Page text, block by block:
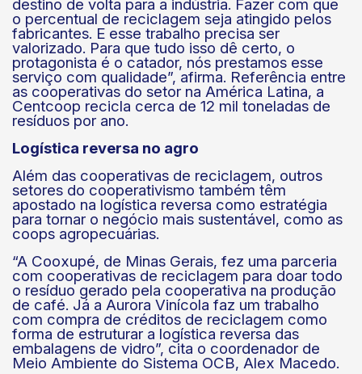
destino de volta para a indústria. Fazer com que
o percentual de reciclagem seja atingido pelos
fabricantes. E esse trabalho precisa ser
valorizado. Para que tudo isso dê certo, o
protagonista é o catador, nós prestamos esse
serviço com qualidade”, afirma. Referência entre
as cooperativas do setor na América Latina, a
Centcoop recicla cerca de 12 mil toneladas de
resíduos por ano.
Logística reversa no agro
Além das cooperativas de reciclagem, outros
setores do cooperativismo também têm
apostado na logística reversa como estratégia
para tornar o negócio mais sustentável, como as
coops agropecuárias.
“A Cooxupé, de Minas Gerais, fez uma parceria
com cooperativas de reciclagem para doar todo
o resíduo gerado pela cooperativa na produção
de café. Já a Aurora Vinícola faz um trabalho
com compra de créditos de reciclagem como
forma de estruturar a logística reversa das
embalagens de vidro”, cita o coordenador de
Meio Ambiente do Sistema OCB, Alex Macedo.